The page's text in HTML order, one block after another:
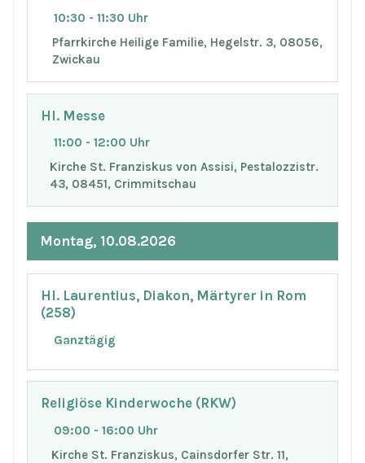
10:30 - 11:30 Uhr
Pfarrkirche Heilige Familie, Hegelstr. 3, 08056,
Zwickau
Hl. Messe
11:00 - 12:00 Uhr
Kirche St. Franziskus von Assisi, Pestalozzistr.
43, 08451, Crimmitschau
Montag, 10.08.2026
Hl. Laurentius, Diakon, Märtyrer in Rom
(258)
Ganztägig
Religiöse Kinderwoche (RKW)
09:00 - 16:00 Uhr
Kirche St. Franziskus, Cainsdorfer Str. 11,